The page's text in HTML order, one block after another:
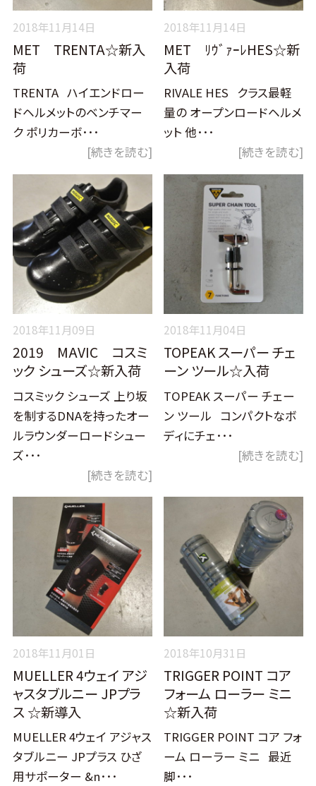
2018年11月14日
MET TRENTA☆新入
荷
TRENTA ハイエンドロー
ドヘルメットのベンチマー
ク ポリカーボ･･･
[続きを読む]
2018年11月14日
MET ﾘｳﾞｧｰﾚHES☆新
入荷
RIVALE HES クラス最軽
量の オープンロードヘルメ
ット 他･･･
[続きを読む]
2018年11月09日
2019 MAVIC コスミ
ック シューズ☆新入荷
コスミック シューズ 上り坂
を制するDNAを持ったオー
ルラウンダーロードシュー
ズ･･･
[続きを読む]
2018年11月04日
TOPEAK スーパー チェ
ーン ツール☆入荷
TOPEAK スーパー チェー
ン ツール コンパクトなボ
ディにチェ･･･
[続きを読む]
2018年11月01日
MUELLER 4ウェイ アジ
ャスタブルニー JPプラ
ス ☆新導入
MUELLER 4ウェイ アジャス
タブルニー JPプラス ひざ
用サポーター &n･･･
2018年10月31日
TRIGGER POINT コア
フォーム ローラー ミニ
☆新入荷
TRIGGER POINT コア フォ
ーム ローラー ミニ 最近
脚･･･